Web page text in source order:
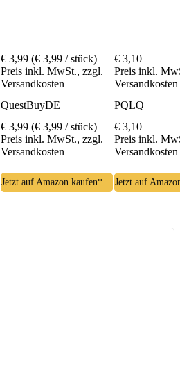
€ 3,99 (€ 3,99 / stück)
Preis inkl. MwSt., zzgl.
Versandkosten
€ 3,10
Preis inkl.
Versandkosten
QuestBuyDE PQLQ
€ 3,99 (€ 3,99 / stück)
Preis inkl. MwSt., zzgl.
Versandkosten
€ 3,10
Preis inkl.
Versandkosten
Jetzt auf Amazon kaufen* Jetzt auf